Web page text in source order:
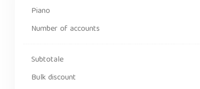
Piano
Number of accounts
Subtotale
Bulk discount